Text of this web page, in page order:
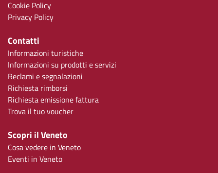
Cookie Policy
Privacy Policy
Contatti
Informazioni turistiche
Informazioni su prodotti e servizi
Reclami e segnalazioni
Richiesta rimborsi
Richiesta emissione fattura
Trova il tuo voucher
Scopri il Veneto
Cosa vedere in Veneto
Eventi in Veneto